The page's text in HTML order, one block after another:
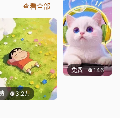
查看全部
3.2万
免费 146豆子